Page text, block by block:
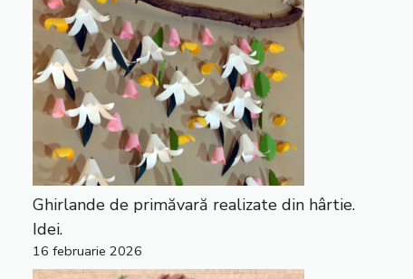
Ghirlande de primăvară realizate din hârtie.
Idei.
16 februarie 2026